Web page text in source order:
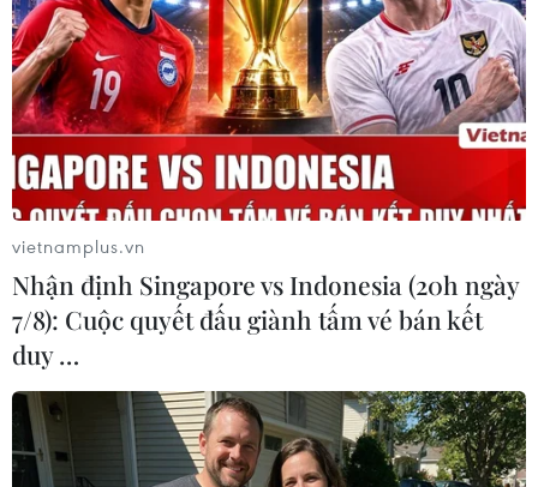
#Tết Nguyên đán #tu viện Phật giáo
#chùa Nam Hoa
Nam Phi
Theo dõi VietnamPlus
TẾT NGUYÊN ĐÁN GIÁP THÌN 2024
Khai hội Tây Thiên ở Vĩnh Phúc: Hành trình 'đến
với Phật, về với Mẫu'
Vĩnh Phúc khai hội Tây Thiên năm
vietnamplus.vn
Nhận định Singapore vs Indonesia (20h ngày
7/8): Cuộc quyết đấu giành tấm vé bán kết
duy …